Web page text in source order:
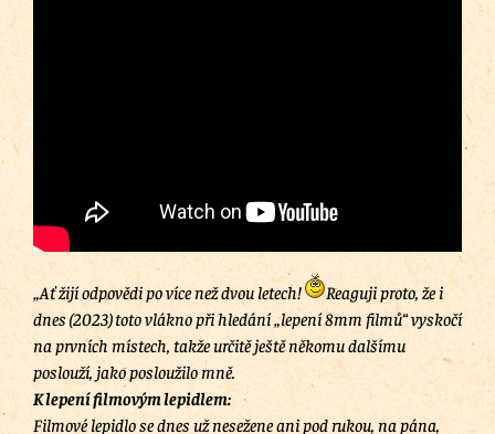
„Ať žijí odpovědi po více než dvou letech!
Reaguji proto, že i
dnes (2023) toto vlákno při hledání „lepení 8mm filmů“ vyskočí
na prvních místech, takže určitě ještě někomu dalšímu
poslouží, jako posloužilo mně.
K lepení filmovým lepidlem:
Filmové lepidlo se dnes už nesežene ani pod rukou, na pána,